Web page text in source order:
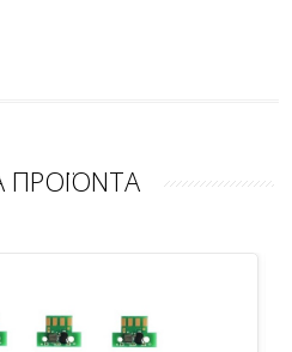
ΠΡΟΪΟΝΤΑ